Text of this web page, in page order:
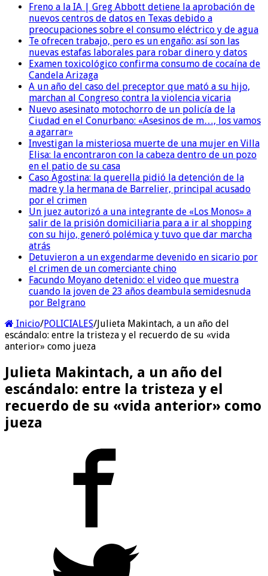
Freno a la IA | Greg Abbott detiene la aprobación de
nuevos centros de datos en Texas debido a
preocupaciones sobre el consumo eléctrico y de agua
Te ofrecen trabajo, pero es un engaño: así son las
nuevas estafas laborales para robar dinero y datos
Examen toxicológico confirma consumo de cocaína de
Candela Arizaga
A un año del caso del preceptor que mató a su hijo,
marchan al Congreso contra la violencia vicaria
Nuevo asesinato motochorro de un policía de la
Ciudad en el Conurbano: «Asesinos de m…, los vamos
a agarrar»
Investigan la misteriosa muerte de una mujer en Villa
Elisa: la encontraron con la cabeza dentro de un pozo
en el patio de su casa
Caso Agostina: la querella pidió la detención de la
madre y la hermana de Barrelier, principal acusado
por el crimen
Un juez autorizó a una integrante de «Los Monos» a
salir de la prisión domiciliaria para a ir al shopping
con su hijo, generó polémica y tuvo que dar marcha
atrás
Detuvieron a un exgendarme devenido en sicario por
el crimen de un comerciante chino
Facundo Moyano detenido: el video que muestra
cuando la joven de 23 años deambula semidesnuda
por Belgrano
Inicio/POLICIALES/Julieta Makintach, a un año del
escándalo: entre la tristeza y el recuerdo de su «vida
anterior» como jueza
Julieta Makintach, a un año del
escándalo: entre la tristeza y el
recuerdo de su «vida anterior» como
jueza